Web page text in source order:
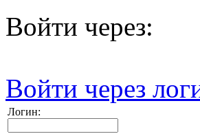
Войти через:
Войти через
Логин: